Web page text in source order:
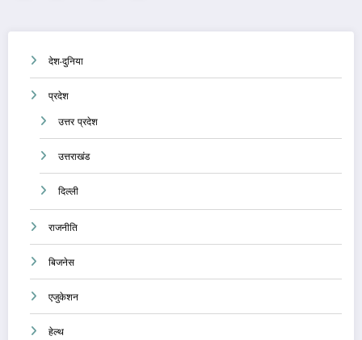
देश-दुनिया
प्रदेश
उत्तर प्रदेश
उत्तराखंड
दिल्ली
राजनीति
बिजनेस
एजुकेशन
हेल्थ